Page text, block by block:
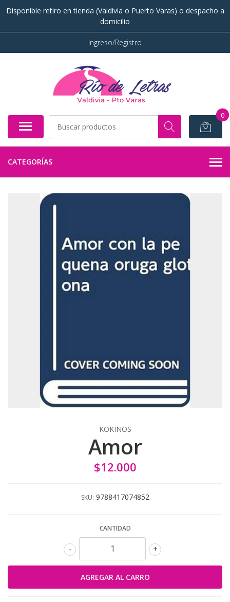
Disponible retiro en tienda (Valdivia o Puerto Varas) o despacho a
domicilio
Ingreso/Registro
0
CATEGORÍAS
KOKINOS
Amor
$12.000
SKU: 9788417074852
CANTIDAD
+
-